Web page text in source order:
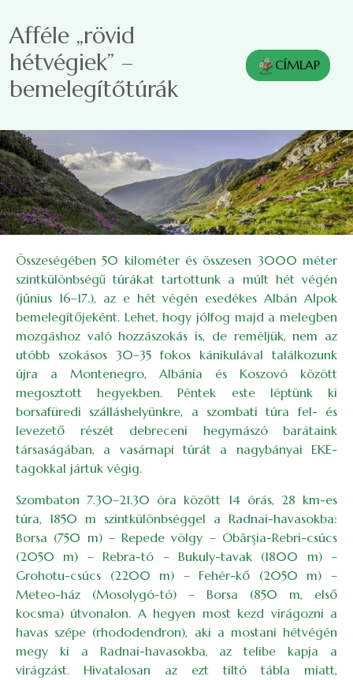
Afféle „rövid
hétvégiek” –
bemelegítőtúrák
CÍMLAP
Összeségében 50 kilométer és összesen 3000 méter
szintkülönbségű túrákat tartottunk a múlt hét végén
(június 16–17.), az e hét végén esedékes Albán Alpok
bemelegítőjeként. Lehet, hogy jólfog majd a melegben
mozgáshoz való hozzászokás is, de reméljük, nem az
utóbb szokásos 30–35 fokos kánikulával találkozunk
újra a Montenegro, Albánia és Koszovó között
megosztott hegyekben. Péntek este léptünk ki
borsafüredi szálláshelyünkre, a szombati túra fel- és
levezető részét debreceni hegymászó barátaink
társaságában, a vasárnapi túrát a nagybányai EKE-
tagokkal jártuk végig.
Szombaton 7.30–21.30 óra között 14 órás, 28 km-es
túra, 1850 m szintkülönbséggel a Radnai-havasokba:
Borsa (750 m) – Repede völgy – Obârşia-Rebri-csúcs
(2050 m) – Rebra-tó – Bukuly-tavak (1800 m) –
Grohotu-csúcs (2200 m) – Fehér-kő (2050 m) –
Meteo-ház (Mosolygó-tó) – Borsa (850 m, első
kocsma) útvonalon. A hegyen most kezd virágozni a
havas szépe (rhododendron), aki a mostani hétvégén
megy ki a Radnai-havasokba, az telibe kapja a
virágzást. Hivatalosan az ezt tiltó tábla miatt,